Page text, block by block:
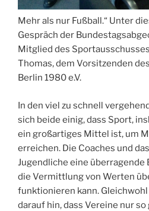
Mehr als nur Fußball.“ Unter
Gespräch der
Mitglied des
Thomas, dem Vorsitzenden
Berlin 1980 e.V.
In den viel zu schnell
sich beide einig, dass Sport,
ein großartiges Mittel ist, um
erreichen. Die Coaches und
Jugendliche eine überragende
die Vermittlung von Werten
funktionieren kann.
darauf hin, dass Vereine nur